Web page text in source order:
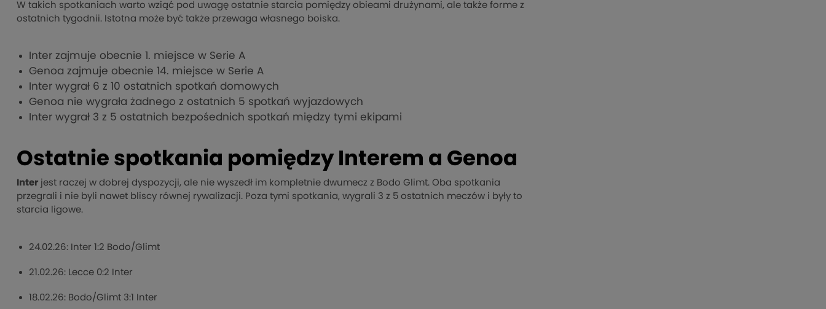
W takich spotkaniach warto wziąć pod uwagę ostatnie starcia pomiędzy obieami drużynami, ale także forme z
ostatnich tygodnii. Istotna może być także przewaga własnego boiska.
Inter zajmuje obecnie 1. miejsce w Serie A
Genoa zajmuje obecnie 14. miejsce w Serie A
Inter wygrał 6 z 10 ostatnich spotkań domowych
Genoa nie wygrała żadnego z ostatnich 5 spotkań wyjazdowych
Inter wygrał 3 z 5 ostatnich bezpośednich spotkań między tymi ekipami
Ostatnie spotkania pomiędzy Interem a Genoa
Inter jest raczej w dobrej dyspozycji, ale nie wyszedł im kompletnie dwumecz z Bodo Glimt. Oba spotkania
przegrali i nie byli nawet bliscy równej rywalizacji. Poza tymi spotkania, wygrali 3 z 5 ostatnich meczów i były to
starcia ligowe.
24.02.26: Inter 1:2 Bodo/Glimt
21.02.26: Lecce 0:2 Inter
18.02.26: Bodo/Glimt 3:1 Inter